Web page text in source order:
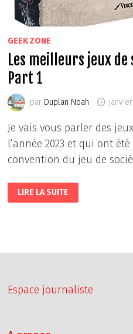
GEEK ZONE
Les meilleurs jeux
Part 1
par Duplan Noah
Je vais vous parler des
l’année 2023 et qui ont
convention du jeu de
LES
MEILLEURS
JEUX
1
LIRE LA SUITE
Espace journaliste